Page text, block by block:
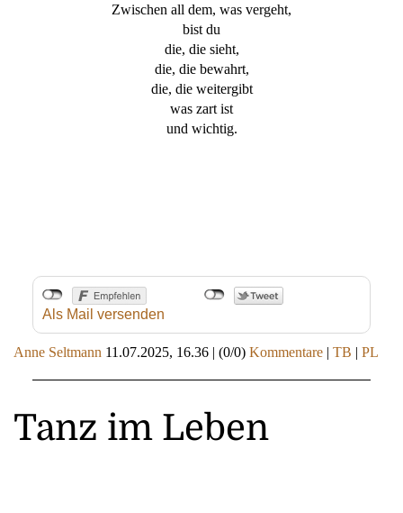
Zwischen all dem, was vergeht,
bist du
die, die sieht,
die, die bewahrt,
die, die weitergibt
was zart ist
und wichtig.
Als Mail versenden
Anne Seltmann 11.07.2025, 16.36 | (0/0) Kommentare | TB | PL
Tanz im Leben